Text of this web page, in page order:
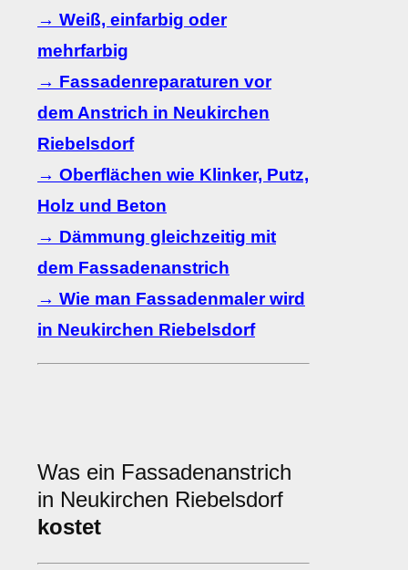
→ Weiß, einfarbig oder
mehrfarbig
→ Fassadenreparaturen vor
dem Anstrich in Neukirchen
Riebelsdorf
→ Oberflächen wie Klinker, Putz,
Holz und Beton
→ Dämmung gleichzeitig mit
dem Fassadenanstrich
→ Wie man Fassadenmaler wird
in Neukirchen Riebelsdorf
Was ein Fassadenanstrich
in Neukirchen Riebelsdorf
kostet